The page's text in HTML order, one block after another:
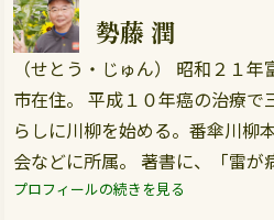
勢藤 潤
（せとう・じゅん） 昭和２１
市在住。 平成１０年癌の治療
らしに川柳を始める。番傘川柳
会などに所属。 著書に、「雷が
プロフィールの続きを見る